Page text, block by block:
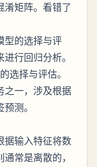
淆矩阵。看错了
型的选择与评
行回归分析。
的选择与评估。
之一，涉及根据
测。
据输入特征将数
常是离散的，